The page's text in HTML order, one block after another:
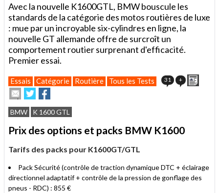
Avec la nouvelle K1600GTL, BMW bouscule les
standards de la catégorie des motos routières de luxe
: mue par un incroyable six-cylindres en ligne, la
nouvelle GT allemande offre de surcroît un
comportement routier surprenant d'efficacité.
Premier essai.
Essais Catégorie Routière Tous les Tests 31 +
Envoyer
cet
article
à
un
ami
Partager
sur
Twitter
sur
Facebook
BMW K 1600 GTL
Prix des options et packs BMW K1600
Tarifs des packs pour K1600GT/GTL
Pack Sécurité (contrôle de traction dynamique DTC + éclairage
directionnel adaptatif + contrôle de la pression de gonflage des
pneus - RDC) : 855 €